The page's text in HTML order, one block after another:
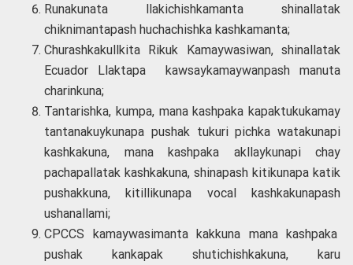
Runakunata llakichishkamanta shinallatak
chiknimantapash huchachishka kashkamanta;
Churashkakullkita Rikuk Kamaywasiwan, shinallatak
Ecuador Llaktapa kawsaykamaywanpash manuta
charinkuna;
Tantarishka, kumpa, mana kashpaka kapaktukukamay
tantanakuykunapa pushak tukuri pichka watakunapi
kashkakuna, mana kashpaka akllaykunapi chay
pachapallatak kashkakuna, shinapash kitikunapa katik
pushakkuna, kitillikunapa vocal kashkakunapash
ushanallami;
CPCCS kamaywasimanta kakkuna mana kashpaka
pushak kankapak shutichishkakuna, karu